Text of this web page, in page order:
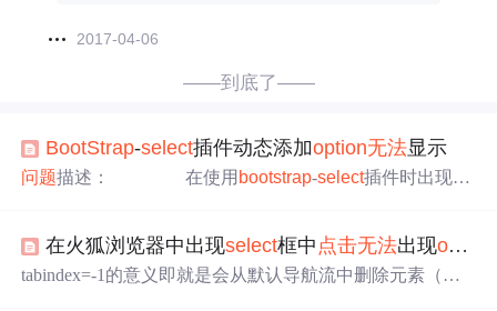
2017-04-06
——到底了——
BootStrap-select插件动态添加option无法显示
问题描述： 在使用 bootstrap-select插件时出现下
页面就是无法显示，经过源码分析发现，bootstrap在对sel
ect初始化渲染后，会在ul标签中追加li标签属性,而此时
在火狐浏览器中出现select框中 点击无法出现option
tabindex=-1的意义即就是会从默认导航流中删除元素（即